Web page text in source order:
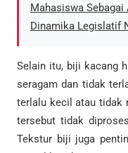
Mahasiswa
Dinamika Legislatif
Selain itu, biji kacang
seragam dan tidak
terlalu kecil atau tidak
tersebut tidak
Tekstur biji juga